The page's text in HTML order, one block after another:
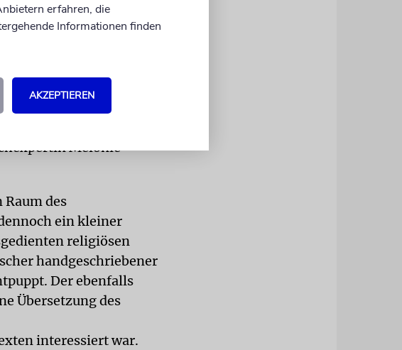
man seitdem, nur ein
erst nach religiösen
der Geniza.
Mittelalter, die uns so
Melonie
des
ein kleiner
religiösen
handgeschriebener
Der ebenfalls
Übersetzung des
interessiert war.
erfahren, die
Informationen finden
AKZEPTIEREN